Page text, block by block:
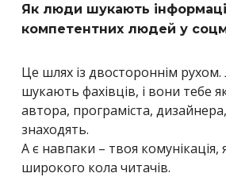
Як люди шукають
компетентних людей у
Це шлях із двостороннім рухом.
шукають фахівців, і вони тебе
автора, програміста,
знаходять.
А є навпаки – твоя
широкого кола читачів.